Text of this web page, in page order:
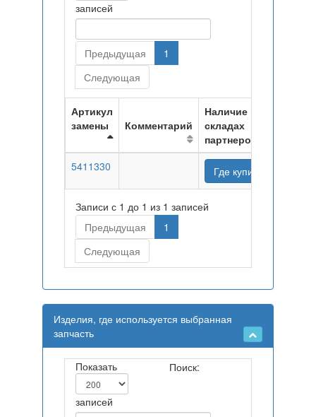
записей
Предыдущая
1
Следующая
Артикул
замены
Комментарий
Наличие на
складах
партнеров
5411330
Где купить
Записи с 1 до 1 из 1 записей
Предыдущая
1
Следующая
Изделия, где используется выбранная
запчасть
Показать
записей
Поиск: